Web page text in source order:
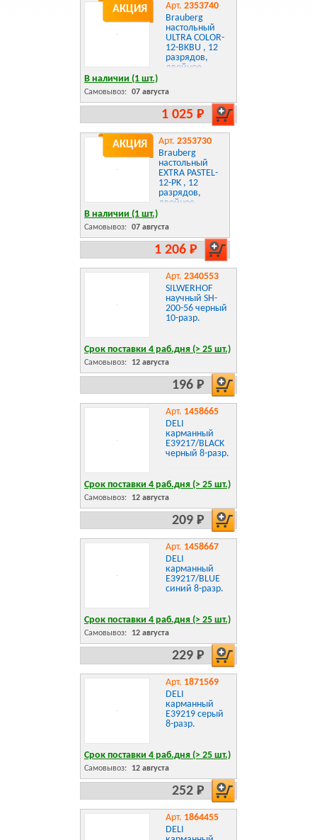
АКЦИЯ Арт. 2353740
Brauberg
настольный
ULTRA COLOR-
12-BKBU , 12
разрядов,
двойное
ЧЕРНО-
ГОЛУБОЙ,
250497
В наличии (1 шт.)
Самовывоз: 07 августа
1 025 Р
АКЦИЯ Арт. 2353730
Brauberg
настольный
EXTRA PASTEL-
12-PK , 12
разрядов,
двойное
РОЗОВЫЙ,
250487
В наличии (1 шт.)
Самовывоз: 07 августа
1 206 Р
Арт. 2340553
SILWERHOF
научный SH-
200-56 черный
10-разр.
Срок поставки 4 раб.дня (> 25 шт.)
Самовывоз: 12 августа
196 Р
Арт. 1458665
DELI
карманный
E39217/BLACK
черный 8-разр.
Срок поставки 4 раб.дня (> 25 шт.)
Самовывоз: 12 августа
209 Р
Арт. 1458667
DELI
карманный
E39217/BLUE
синий 8-разр.
Срок поставки 4 раб.дня (> 25 шт.)
Самовывоз: 12 августа
229 Р
Арт. 1871569
DELI
карманный
E39219 серый
8-разр.
Срок поставки 4 раб.дня (> 25 шт.)
Самовывоз: 12 августа
252 Р
Арт. 1864455
DELI